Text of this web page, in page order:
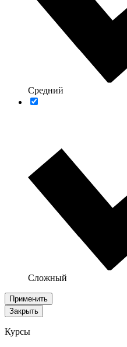
Средний
Сложный
Применить
Закрыть
Курсы